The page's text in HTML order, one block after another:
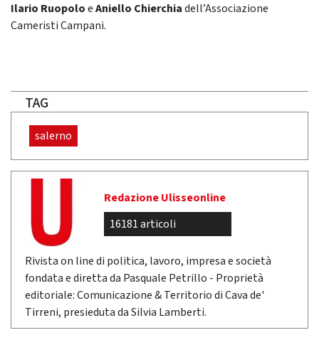
Ilario RuopoloeAniello Chierchiadell’Associazione
Cameristi Campani.
TAG
salerno
Redazione Ulisseonline
16181 articoli
Rivista on line di politica, lavoro, impresa e società
fondata e diretta da Pasquale Petrillo - Proprietà
editoriale: Comunicazione & Territorio di Cava de'
Tirreni, presieduta da Silvia Lamberti.